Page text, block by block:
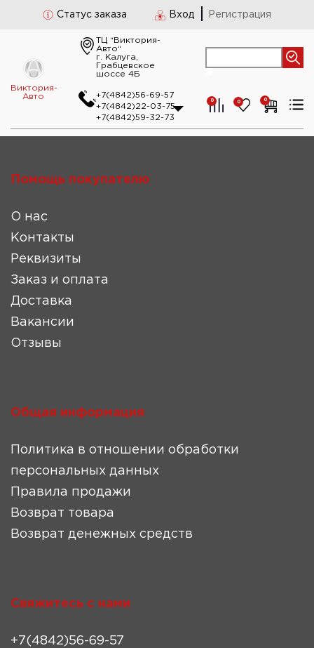
Статус заказа Вход Регистрация
Виктория-
Авто
ТЦ “Виктория-
Авто“
г. Калуга,
Грабцевское
шоссе 4Б
+7(4842)56-69-57
+7(4842)22-03-75
+7(4842)59-32-73
0 0 0
Помощь покупателю
О нас
Контакты
Реквизиты
Заказ и оплата
Доставка
Вакансии
Отзывы
Общая информация
Политика в отношении обработки
персональных данных
Правила продажи
Возврат товара
Возврат денежных средств
Свяжитесь с нами
+7(4842)56-69-57